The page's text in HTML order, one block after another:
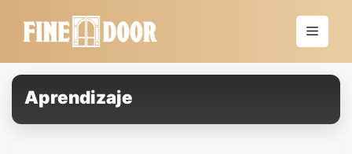
Menú
Aprendizaje